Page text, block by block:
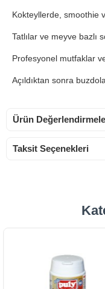
Kokteyllerde, smoothie
Tatlılar ve meyve bazlı
Profesyonel mutfaklar
Açıldıktan sonra
Ürün
Taksit Seçenekleri